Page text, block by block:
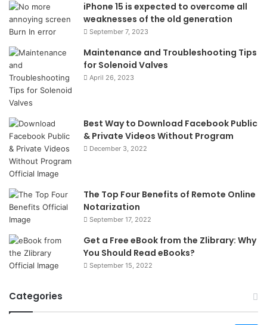
iPhone 15 is expected to overcome all
weaknesses of the old generation
September 7, 2023
Maintenance and Troubleshooting Tips
for Solenoid Valves
April 26, 2023
Best Way to Download Facebook Public
& Private Videos Without Program
December 3, 2022
The Top Four Benefits of Remote Online
Notarization
September 17, 2022
Get a Free eBook from the Zlibrary: Why
You Should Read eBooks?
September 15, 2022
Categories